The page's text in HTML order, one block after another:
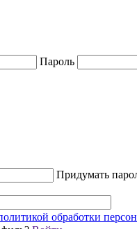
Пароль
Придумать
обработки